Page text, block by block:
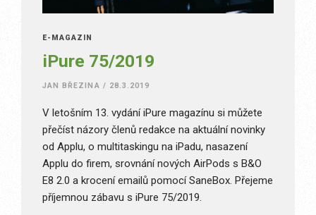
E-MAGAZÍN
iPure 75/2019
JAN BŘEZINA / 28.3.2019
V letošním 13. vydání iPure magazínu si můžete
přečíst názory členů redakce na aktuální novinky
od Applu, o multitaskingu na iPadu, nasazení
Applu do firem, srovnání nových AirPods s B&O
E8 2.0 a krocení emailů pomocí SaneBox. Přejeme
příjemnou zábavu s iPure 75/2019.